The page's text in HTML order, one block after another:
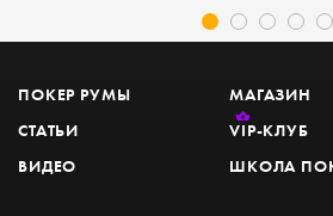
ПОКЕР РУМЫ
СТАТЬИ
ВИДЕО
МАГАЗИН
VIP-КЛУБ
ШКОЛА